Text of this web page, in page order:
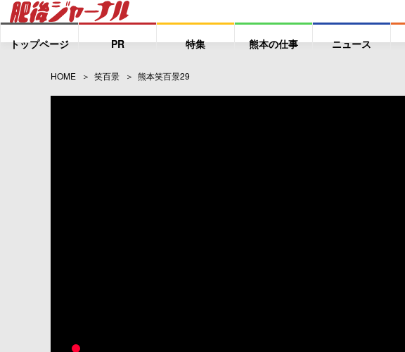
トップページ PR 特集 熊本の仕事 ニュース
HOME 笑百景 熊本笑百景29